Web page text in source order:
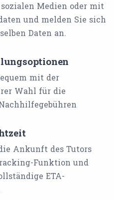
Medien oder mit
und melden Sie sich
Daten an.
mit der
Wahl für die
Ankunft des Tutors
Funktion und
ETA-